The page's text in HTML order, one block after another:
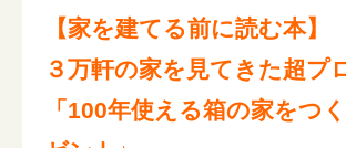
【家を建てる前に読む本】
３万軒の家を見てきた超プ
「100年使える箱の家をつ